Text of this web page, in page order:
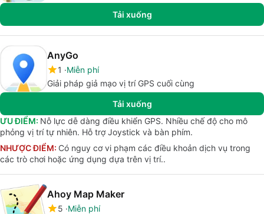
Tải xuống
AnyGo
1
Miễn phí
Giải pháp giả mạo vị trí GPS cuối cùng
Tải xuống
ƯU ĐIỂM: Nỗ lực dễ dàng điều khiển GPS. Nhiều chế độ cho mô
phỏng vị trí tự nhiên. Hỗ trợ Joystick và bàn phím.
NHƯỢC ĐIỂM: Có nguy cơ vi phạm các điều khoản dịch vụ trong
các trò chơi hoặc ứng dụng dựa trên vị trí..
Ahoy Map Maker
5 Miễn phí